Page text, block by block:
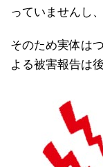
っていませんし
そのため実体は
よる被害報告は